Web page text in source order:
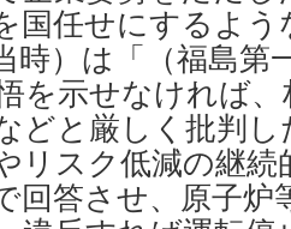
国任せにするよ
時）は「（福島第
を示せなければ
どと厳しく批判
リスク低減の継続
回答させ、原子炉